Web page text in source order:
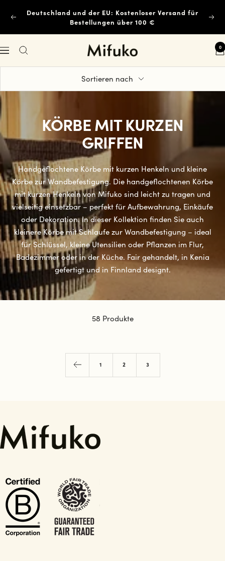
zumZurück
Deutschland und der EU: Kostenloser Versand für
Bestellungen über 100 €
Navigation Mifuko 0
Sortieren nach
KÖRBE MIT KURZEN
GRIFFEN
Handgeflochtene Körbe mit kurzen Henkeln und kleine
Körbe zur Wandbefestigung. Die handgeflochtenen Körbe
mit kurzen Henkeln von Mifuko sind leicht zu tragen und
vielseitig einsetzbar – perfekt für Aufbewahrung, Einkäufe
oder Dekoration. In dieser Kollektion finden Sie auch
kleinere Körbe mit Schlaufe zur Wandbefestigung – ideal
für Schlüssel, kleine Utensilien oder Pflanzen im Flur,
Badezimmer oder in der Küche. Fair gehandelt, in Kenia
gefertigt und in Finnland designt.
58 Produkte
1 2 3